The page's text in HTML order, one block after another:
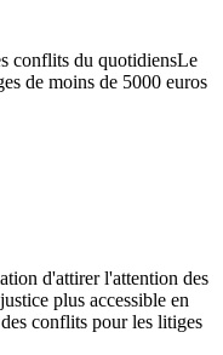
conflits du quotidiensLe
de moins de 5000 euros
d'attirer l'attention des
plus accessible en
conflits pour les litiges